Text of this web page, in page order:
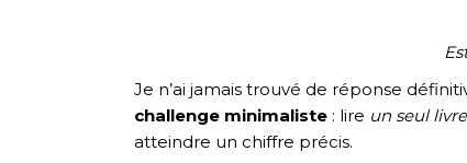
Je n’ai jamais trouvé de réponse
challenge minimaliste : lire un seul livre
atteindre un chiffre précis.